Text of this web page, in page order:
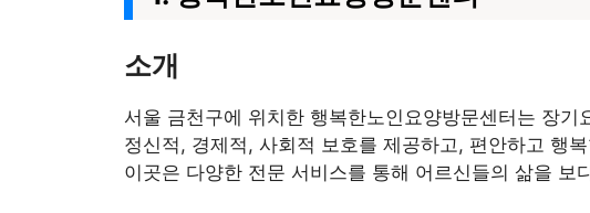
소개
서울 금천구에 위치한 행복한노인요양방문센터는 장
정신적, 경제적, 사회적 보호를 제공하고, 편안하고 행
이곳은 다양한 전문 서비스를 통해 어르신들의 삶을 보